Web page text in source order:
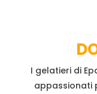
I gelatieri di
appassionati